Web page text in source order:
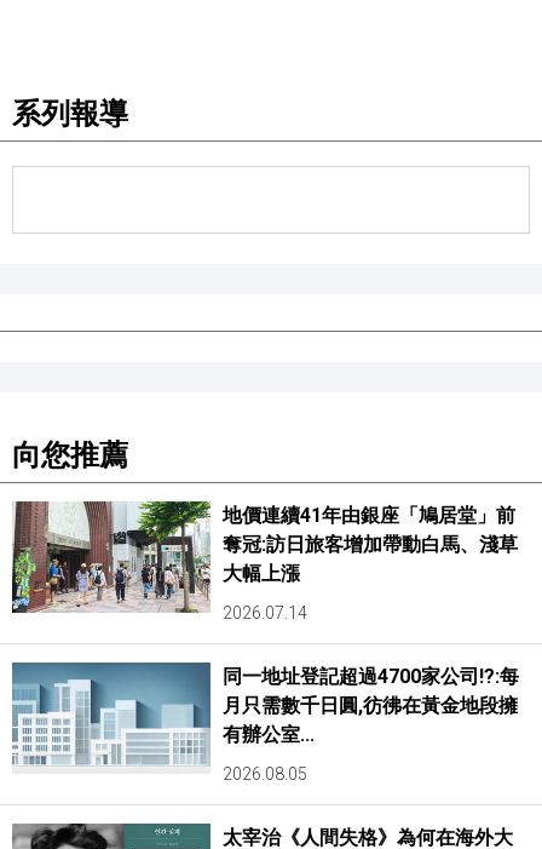
語言
系列報導
向您推薦
地價連續41年由銀座「鳩居堂」前
奪冠:訪日旅客增加帶動白馬、淺草
大幅上漲
2026.07.14
同一地址登記超過4700家公司!?:每
月只需數千日圓,彷彿在黃金地段擁
有辦公室...
2026.08.05
太宰治《人間失格》為何在海外大